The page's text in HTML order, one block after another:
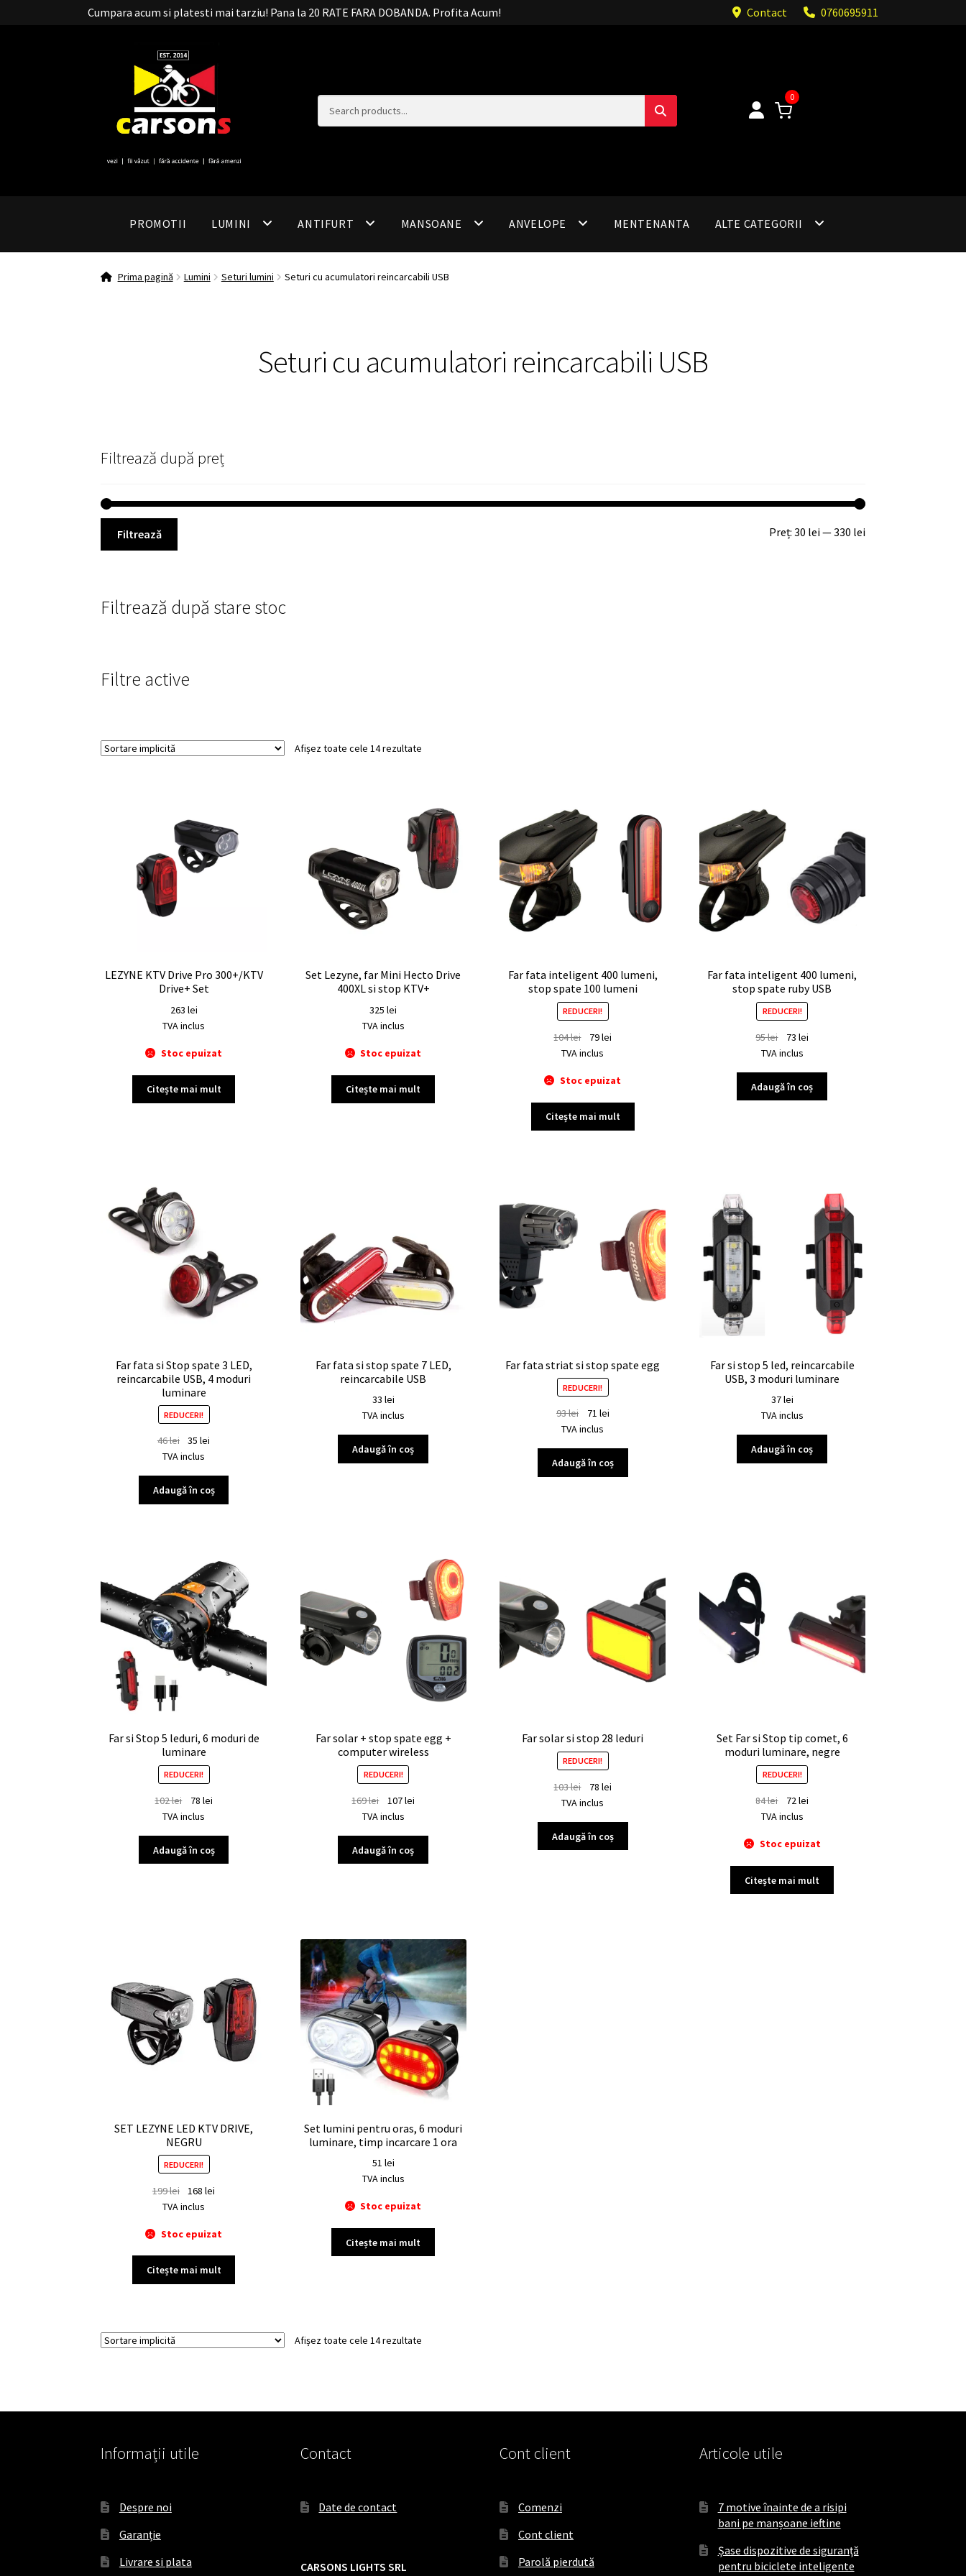
Cumpara acum si platesti mai tarziu! Pana la 20 RATE FARA DOBANDA. Profita Acum! Contact 0760695911
0
PROMOTII LUMINI ANTIFURT MANSOANE ANVELOPE MENTENANTA ALTE CATEGORII
Prima pagină Lumini Seturi lumini Seturi cu acumulatori reincarcabili USB
Seturi cu acumulatori reincarcabili USB
Filtrează după preț
Preț
Preț
Filtrează Preț: 30 lei—330 lei
Filtrează după stare stoc
Filtre active
Afișez toate cele 14 rezultate
LEZYNE KTV Drive Pro 300+/KTV
Drive+ Set
263 lei
TVA inclus
Stoc epuizat
Citește mai mult
Set Lezyne, far Mini Hecto Drive
400XL si stop KTV+
325lei
TVA inclus
Stoc epuizat
Citește mai mult
Far fata inteligent 400 lumeni,
stop spate 100 lumeni
REDUCERI!
104lei 79lei
TVA inclus
Stoc epuizat
Citește mai mult
Far fata inteligent 400 lumeni,
stop spate ruby USB
REDUCERI!
95lei 73lei
TVA inclus
Adaugă în coș
Far fata si Stop spate 3 LED,
reincarcabile USB, 4 moduri
luminare
REDUCERI!
46lei 35lei
TVA inclus
Adaugă în coș
Far fata si stop spate 7 LED,
reincarcabile USB
33 lei
TVA inclus
Adaugă în coș
Far fata striat si stop spate egg
REDUCERI!
93lei 71 lei
TVA inclus
Adaugă în coș
Far si stop 5 led, reincarcabile
USB, 3 moduri luminare
37lei
TVA inclus
Adaugă în coș
Far si Stop 5 leduri, 6 moduri de
luminare
REDUCERI!
102lei 78 lei
TVA inclus
Adaugă în coș
Far solar + stop spate egg +
computer wireless
REDUCERI!
169lei 107lei
TVA inclus
Adaugă în coș
Far solar si stop 28 leduri
REDUCERI!
103lei 78lei
TVA inclus
Adaugă în coș
Set Far si Stop tip comet, 6
moduri luminare, negre
REDUCERI!
84lei 72lei
TVA inclus
Stoc epuizat
Citește mai mult
SET LEZYNE LED KTV DRIVE,
NEGRU
REDUCERI!
199lei 168lei
TVA inclus
Stoc epuizat
Citește mai mult
Set lumini pentru oras, 6 moduri
luminare, timp incarcare 1 ora
51 lei
TVA inclus
Stoc epuizat
Citește mai mult
Afișez toate cele 14 rezultate
Informații utile
Despre noi
Garanție
Livrare si plata
Contact
Date de contact
CARSONS LIGHTS SRL
Cont client
Comenzi
Cont client
Parolă pierdută
Articole utile
7 motive înainte de a risipi
bani pe manșoane ieftine
Șase dispozitive de siguranță
pentru biciclete inteligente